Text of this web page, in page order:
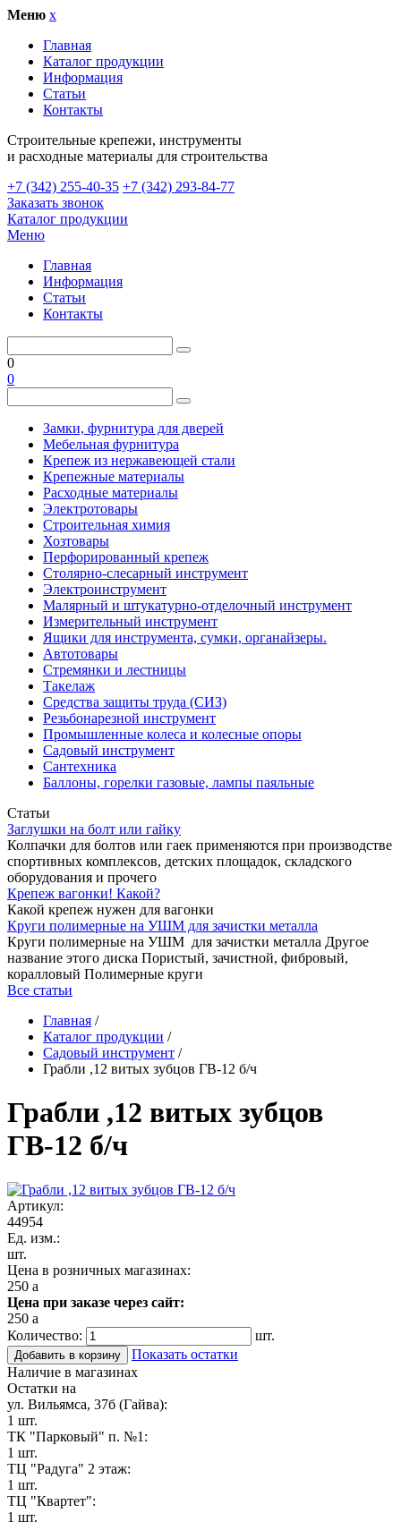
Меню x
Главная
Каталог продукции
Информация
Статьи
Контакты
Cтроительные крепежи, инструменты
и расходные материалы для строительства
+7 (342) 255-40-35 +7 (342) 293-84-77
Заказать звонок
Каталог продукции
Меню
Главная
Информация
Статьи
Контакты
0
0
Замки, фурнитура для дверей
Мебельная фурнитура
Крепеж из нержавеющей стали
Крепежные материалы
Расходные материалы
Электротовары
Строительная химия
Хозтовары
Перфорированный крепеж
Столярно-слесарный инструмент
Электроинструмент
Малярный и штукатурно-отделочный инструмент
Измерительный инструмент
Ящики для инструмента, сумки, органайзеры.
Автотовары
Стремянки и лестницы
Такелаж
Средства защиты труда (СИЗ)
Резьбонарезной инструмент
Промышленные колеса и колесные опоры
Садовый инструмент
Сантехника
Баллоны, горелки газовые, лампы паяльные
Статьи
Заглушки на болт или гайку
Колпачки для болтов или гаек применяются при производстве
спортивных комплексов, детских площадок, складского
оборудования и прочего
Крепеж вагонки! Какой?
Какой крепеж нужен для вагонки
Круги полимерные на УШМ для зачистки металла
Круги полимерные на УШМ для зачистки металла Другое
название этого диска Пористый, зачистной, фибровый,
коралловый Полимерные круги
Все статьи
Главная /
Каталог продукции /
Садовый инструмент /
Грабли ,12 витых зубцов ГВ-12 б/ч
Грабли ,12 витых зубцов
ГВ-12 б/ч
Артикул:
44954
Ед. изм.:
шт.
Цена в розничных магазинах:
250 a
Цена при заказе через сайт:
250 a
Количество:
шт.
Добавить в корзину
Показать остатки
Наличие в магазинах
Остатки на
ул. Вильямса, 37б (Гайва):
1 шт.
ТК "Парковый" п. №1:
1 шт.
ТЦ "Радуга" 2 этаж:
1 шт.
ТЦ "Квартет":
1 шт.